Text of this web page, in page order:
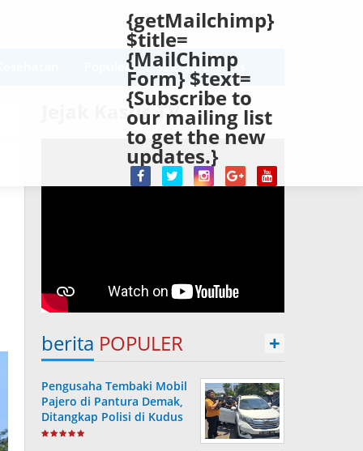
{getMailchimp}
$title=
{MailChimp
Form} $text=
{Subscribe to
our mailing list
to get the new
updates.}
Populer Beli Tribunnexs
Jejak Kasus TV
berita POPULER +
Pengusaha Tembaki Mobil
Pajero di Pantura Demak,
Ditangkap Polisi di Kudus